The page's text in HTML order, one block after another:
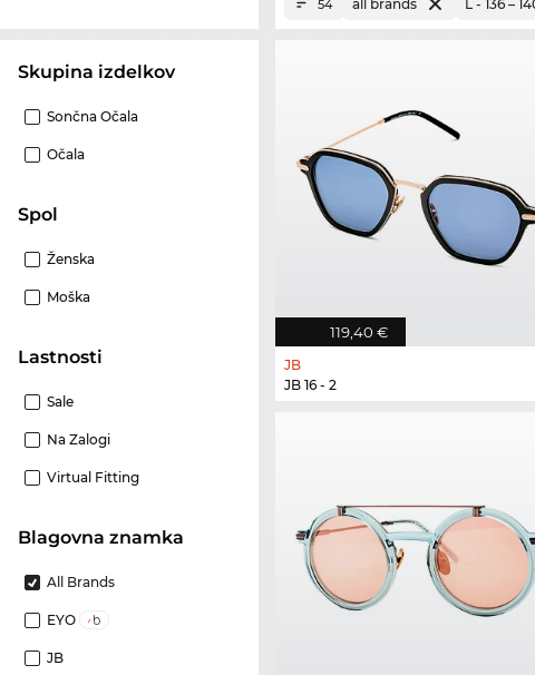
Skupina izdelkov
Sončna Očala
Očala
Spol
Ženska
Moška
Lastnosti
Sale
Na Zalogi
Virtual Fitting
Blagovna znamka
All Brands
EYO
JB
54 all brands L - 136 –
119,40 €
JB
JB 16 - 2